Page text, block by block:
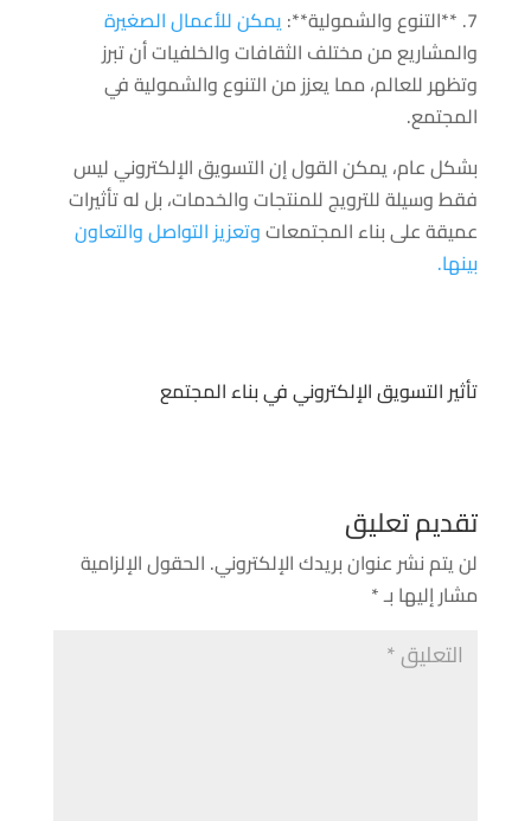
7. **التنوع والشمولية**:
يمكن للأعمال الصغيرة
والمشاريع من مختلف الثقافات والخلفيات أن تبرز
وتظهر للعالم، مما يعزز من التنوع والشمولية في
المجتمع.
بشكل عام، يمكن القول إن التسويق الإلكتروني ليس
فقط وسيلة للترويج للمنتجات والخدمات، بل له تأثيرات
عميقة على بناء المجتمعاتوتعزيز التواصل والتعاون
بينها.
تأثير التسويق الإلكتروني في بناء المجتمع
تقديم تعليق
لن يتم نشر عنوان بريدك الإلكتروني. الحقول الإلزامية
مشار إليها بـ*